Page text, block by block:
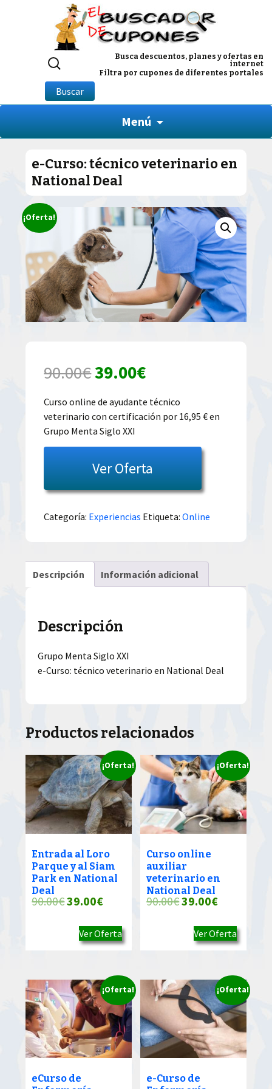
Busca descuentos, planes y ofertas en
internet
Filtra por cupones de diferentes portales
Buscar
por:
Buscar
Menú
e-Curso: técnico veterinario en
National Deal
¡Oferta!
90.00€El
precio
original
era:
90.00€.
39.00€El
precio
actual
es:
39.00€.
Curso online de ayudante técnico
veterinario con certificación por 16,95 € en
Grupo Menta Siglo XXI
Ver Oferta
Categoría: Experiencias Etiqueta:Online
Descripción Información adicional
Descripción
Grupo Menta Siglo XXI
e-Curso: técnico veterinario en National Deal
Productos relacionados
¡Oferta!
Entrada al Loro
Parque y al Siam
Park en National
Deal
90.00€El
original
39.00€El
actual
39.00€.
Ver Oferta
¡Oferta!
Curso online
auxiliar
veterinario en
National Deal
90.00€El
original
39.00€El
actual
39.00€.
Ver Oferta
¡Oferta!
eCurso de
¡Oferta!
e-Curso de